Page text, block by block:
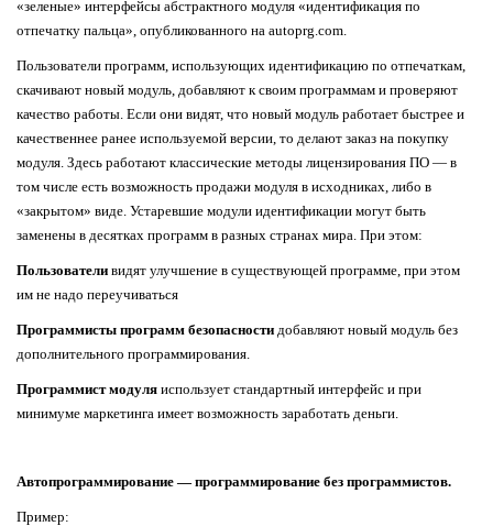
«зеленые» интерфейсы абстрактного модуля «идентификация по
отпечатку пальца», опубликованного на autoprg.com.
Пользователи программ, использующих идентификацию по отпечаткам,
скачивают новый модуль, добавляют к своим программам и проверяют
качество работы. Если они видят, что новый модуль работает быстрее и
качественнее ранее используемой версии, то делают заказ на покупку
модуля. Здесь работают классические методы лицензирования ПО — в
том числе есть возможность продажи модуля в исходниках, либо в
«закрытом» виде. Устаревшие модули идентификации могут быть
заменены в десятках программ в разных странах мира. При этом:
Пользователи видят улучшение в существующей программе, при этом
им не надо переучиваться
Программисты программ безопасности добавляют новый модуль без
дополнительного программирования.
Программист модуля использует стандартный интерфейс и при
минимуме маркетинга имеет возможность заработать деньги.
Автопрограммирование — программирование без программистов.
Пример: